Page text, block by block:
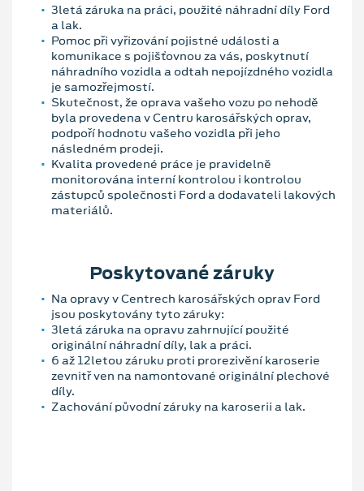
3letá záruka na práci, použité náhradní díly Ford
a lak.
Pomoc při vyřizování pojistné události a
komunikace s pojišťovnou za vás, poskytnutí
náhradního vozidla a odtah nepojízdného vozidla
je samozřejmostí.
Skutečnost, že oprava vašeho vozu po nehodě
byla provedena v Centru karosářských oprav,
podpoří hodnotu vašeho vozidla při jeho
následném prodeji.
Kvalita provedené práce je pravidelně
monitorována interní kontrolou i kontrolou
zástupců společnosti Ford a dodavateli lakových
materiálů.
Poskytované záruky
Na opravy v Centrech karosářských oprav Ford
jsou poskytovány tyto záruky:
3letá záruka na opravu zahrnující použité
originální náhradní díly, lak a práci.
6 až 12letou záruku proti prorezivění karoserie
zevnitř ven na namontované originální plechové
díly.
Zachování původní záruky na karoserii a lak.